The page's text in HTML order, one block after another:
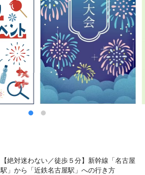
【絶対迷わない／徒歩５分】新幹線「名古屋
駅」から「近鉄名古屋駅」への行き方